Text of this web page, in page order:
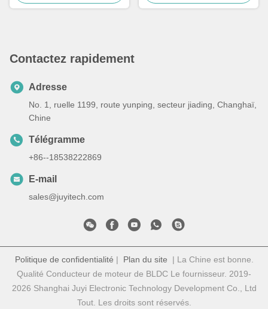
conducteur compatible de
arrière
Contactez rapidement
Adresse
No. 1, ruelle 1199, route yunping, secteur jiading, Changhaï,
Chine
Télégramme
+86--18538222869
E-mail
sales@juyitech.com
Politique de confidentialité | Plan du site | La Chine est bonne.
Qualité Conducteur de moteur de BLDC Le fournisseur. 2019-
2026 Shanghai Juyi Electronic Technology Development Co., Ltd
Tout. Les droits sont réservés.